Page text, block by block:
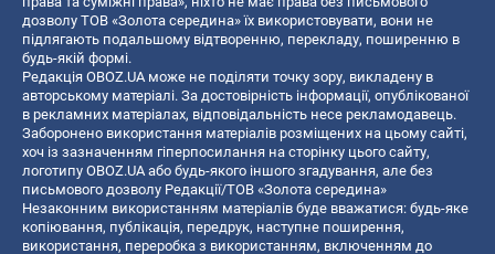
дозволу ТОВ «Золота середина» їх використовувати, вони не
підлягають подальшому відтворенню, перекладу, поширенню в
будь-якій формі.
Редакція OBOZ.UA може не поділяти точку зору, викладену в
авторському матеріалі. За достовірність інформації, опублікованої
в рекламних матеріалах, відповідальність несе рекламодавець.
Заборонено використання матеріалів розміщених на цьому сайті,
хоч із зазначенням гіперпосилання на сторінку цього сайту,
логотипу OBOZ.UA або будь-якого іншого згадування, але без
письмового дозволу Редакції/ТОВ «Золота середина»
Незаконним використанням матеріалів буде вважатися: будь-яке
копiювання, публiкацiя, передрук, наступне поширення,
використання, переробка з використанням, включенням до